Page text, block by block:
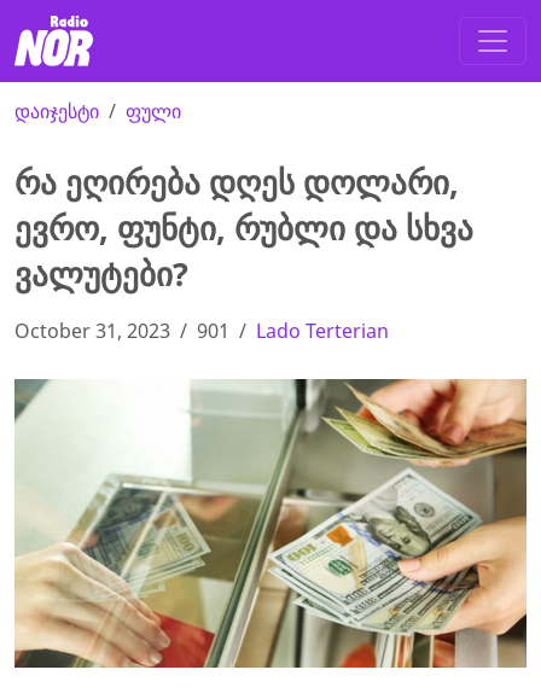
დაიჯესტი ფული
რა ეღირება დღეს დოლარი,
ევრო, ფუნტი, რუბლი და სხვა
ვალუტები?
October 31, 2023 901 Lado Terterian